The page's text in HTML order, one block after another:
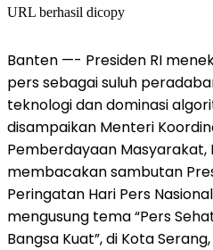
URL berhasil dicopy
Banten —- Presiden RI
pers sebagai suluh
teknologi dan dominasi
disampaikan Menteri
Pemberdayaan Masyarakat,
membacakan sambutan
Peringatan Hari Pers
mengusung tema “Pers
Bangsa Kuat”, di Kota